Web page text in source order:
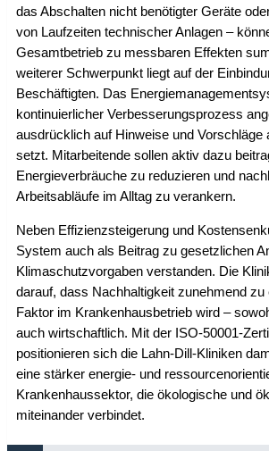
das Abschalten nicht benötigter Geräte
von Laufzeiten technischer Anlagen –
Gesamtbetrieb zu messbaren Effekten
weiterer Schwerpunkt liegt auf der
Beschäftigten. Das
kontinuierlicher Verbesserungsprozess
ausdrücklich auf Hinweise und Vorschläge
setzt. Mitarbeitende sollen aktiv dazu
Energieverbräuche zu reduzieren und
Arbeitsabläufe im Alltag zu verankern.
Neben Effizienzsteigerung und
System auch als Beitrag zu gesetzlichen
Klimaschutzvorgaben verstanden. Die
darauf, dass Nachhaltigkeit zunehmend zu
Faktor im Krankenhausbetrieb wird –
auch wirtschaftlich. Mit der ISO-50001-
positionieren sich die Lahn-Dill-Kliniken
eine stärker energie- und
Krankenhaussektor, die ökologische und
miteinander verbindet.